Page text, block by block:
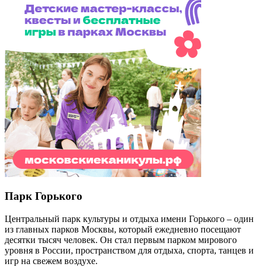
Парк Горького
Центральный парк культуры и отдыха имени Горького – один
из главных парков Москвы, который ежедневно посещают
десятки тысяч человек. Он стал первым парком мирового
уровня в России, пространством для отдыха, спорта, танцев и
игр на свежем воздухе.